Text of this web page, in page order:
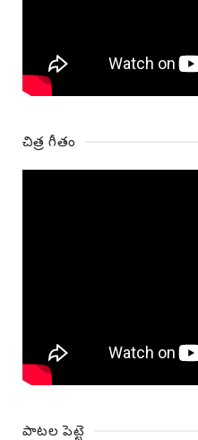
చిత్ర గీతం
పాటల పెట్టె